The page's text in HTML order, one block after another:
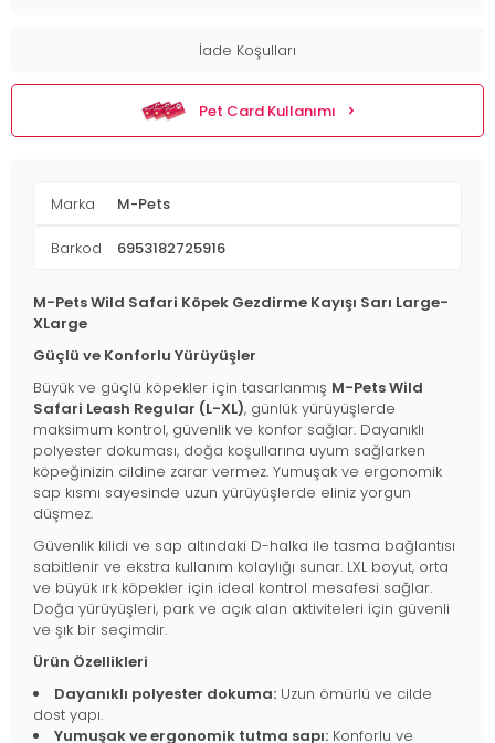
İade Koşulları
Pet Card Kullanımı
Marka M-Pets
Barkod 6953182725916
M-Pets Wild Safari Köpek Gezdirme Kayışı Sarı Large-
XLarge
Güçlü ve Konforlu Yürüyüşler
Büyük ve güçlü köpekler için tasarlanmış M-Pets Wild
Safari Leash Regular (L-XL), günlük yürüyüşlerde
maksimum kontrol, güvenlik ve konfor sağlar. Dayanıklı
polyester dokuması, doğa koşullarına uyum sağlarken
köpeğinizin cildine zarar vermez. Yumuşak ve ergonomik
sap kısmı sayesinde uzun yürüyüşlerde eliniz yorgun
düşmez.
Güvenlik kilidi ve sap altındaki D-halka ile tasma bağlantısı
sabitlenir ve ekstra kullanım kolaylığı sunar. LXL boyut, orta
ve büyük ırk köpekler için ideal kontrol mesafesi sağlar.
Doğa yürüyüşleri, park ve açık alan aktiviteleri için güvenli
ve şık bir seçimdir.
Ürün Özellikleri
Dayanıklı polyester dokuma: Uzun ömürlü ve cilde
dost yapı.
Yumuşak ve ergonomik tutma sapı: Konforlu ve